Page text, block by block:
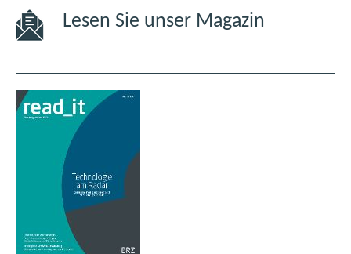
Lesen Sie unser Magazin